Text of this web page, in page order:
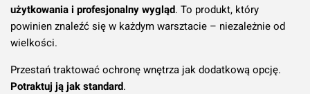
użytkowania i profesjonalny wygląd. To produkt, który
powinien znaleźć się w każdym warsztacie – niezależnie od
wielkości.
Przestań traktować ochronę wnętrza jak dodatkową opcję.
Potraktuj ją jak standard.